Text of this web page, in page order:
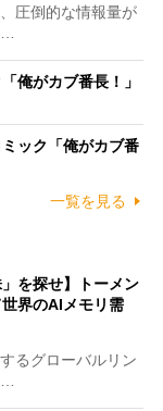
圧倒的な情報量が
俺がカブ番長！」
ック「俺がカブ番
一覧を見る
を探せ】トーメン
界のAIメモリ需
るグローバルリン